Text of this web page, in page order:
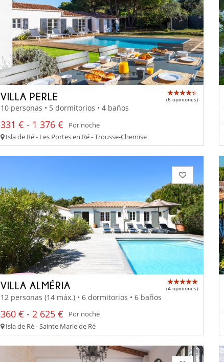
VILLA PERLE (6 opiniones)
10 personas • 5 dormitorios • 4 baños
331 € - 1 376 €
Por noche
Isla de Ré - Les Portes en Ré - Trousse-Chemise
VILLA ALMÉRIA (4 opiniones)
12 personas (14 máx.) • 6 dormitorios • 6 baños
360 € - 2 625 €
Por noche
Isla de Ré - Sainte Marie de Ré